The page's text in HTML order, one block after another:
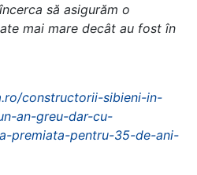
să asigurăm o
mai mare decât au fost în
constructorii-sibieni-in-
an-greu-dar-cu-
premiata-pentru-35-de-ani-